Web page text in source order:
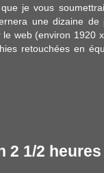
je vous
une dizaine
web (environ 1920
retouchées en
1/2